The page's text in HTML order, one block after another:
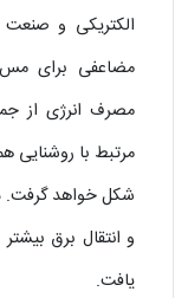
الکتریکی و صنعت
مضاعفی برای مس
مصرف انرژی از
شکل خواهد گرفت.
و انتقال برق
یافت.